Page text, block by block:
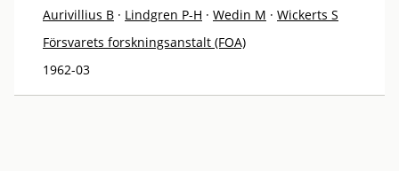
Aurivillius B · Lindgren P-H · Wedin M · Wickerts S
Försvarets forskningsanstalt (FOA)
1962-03